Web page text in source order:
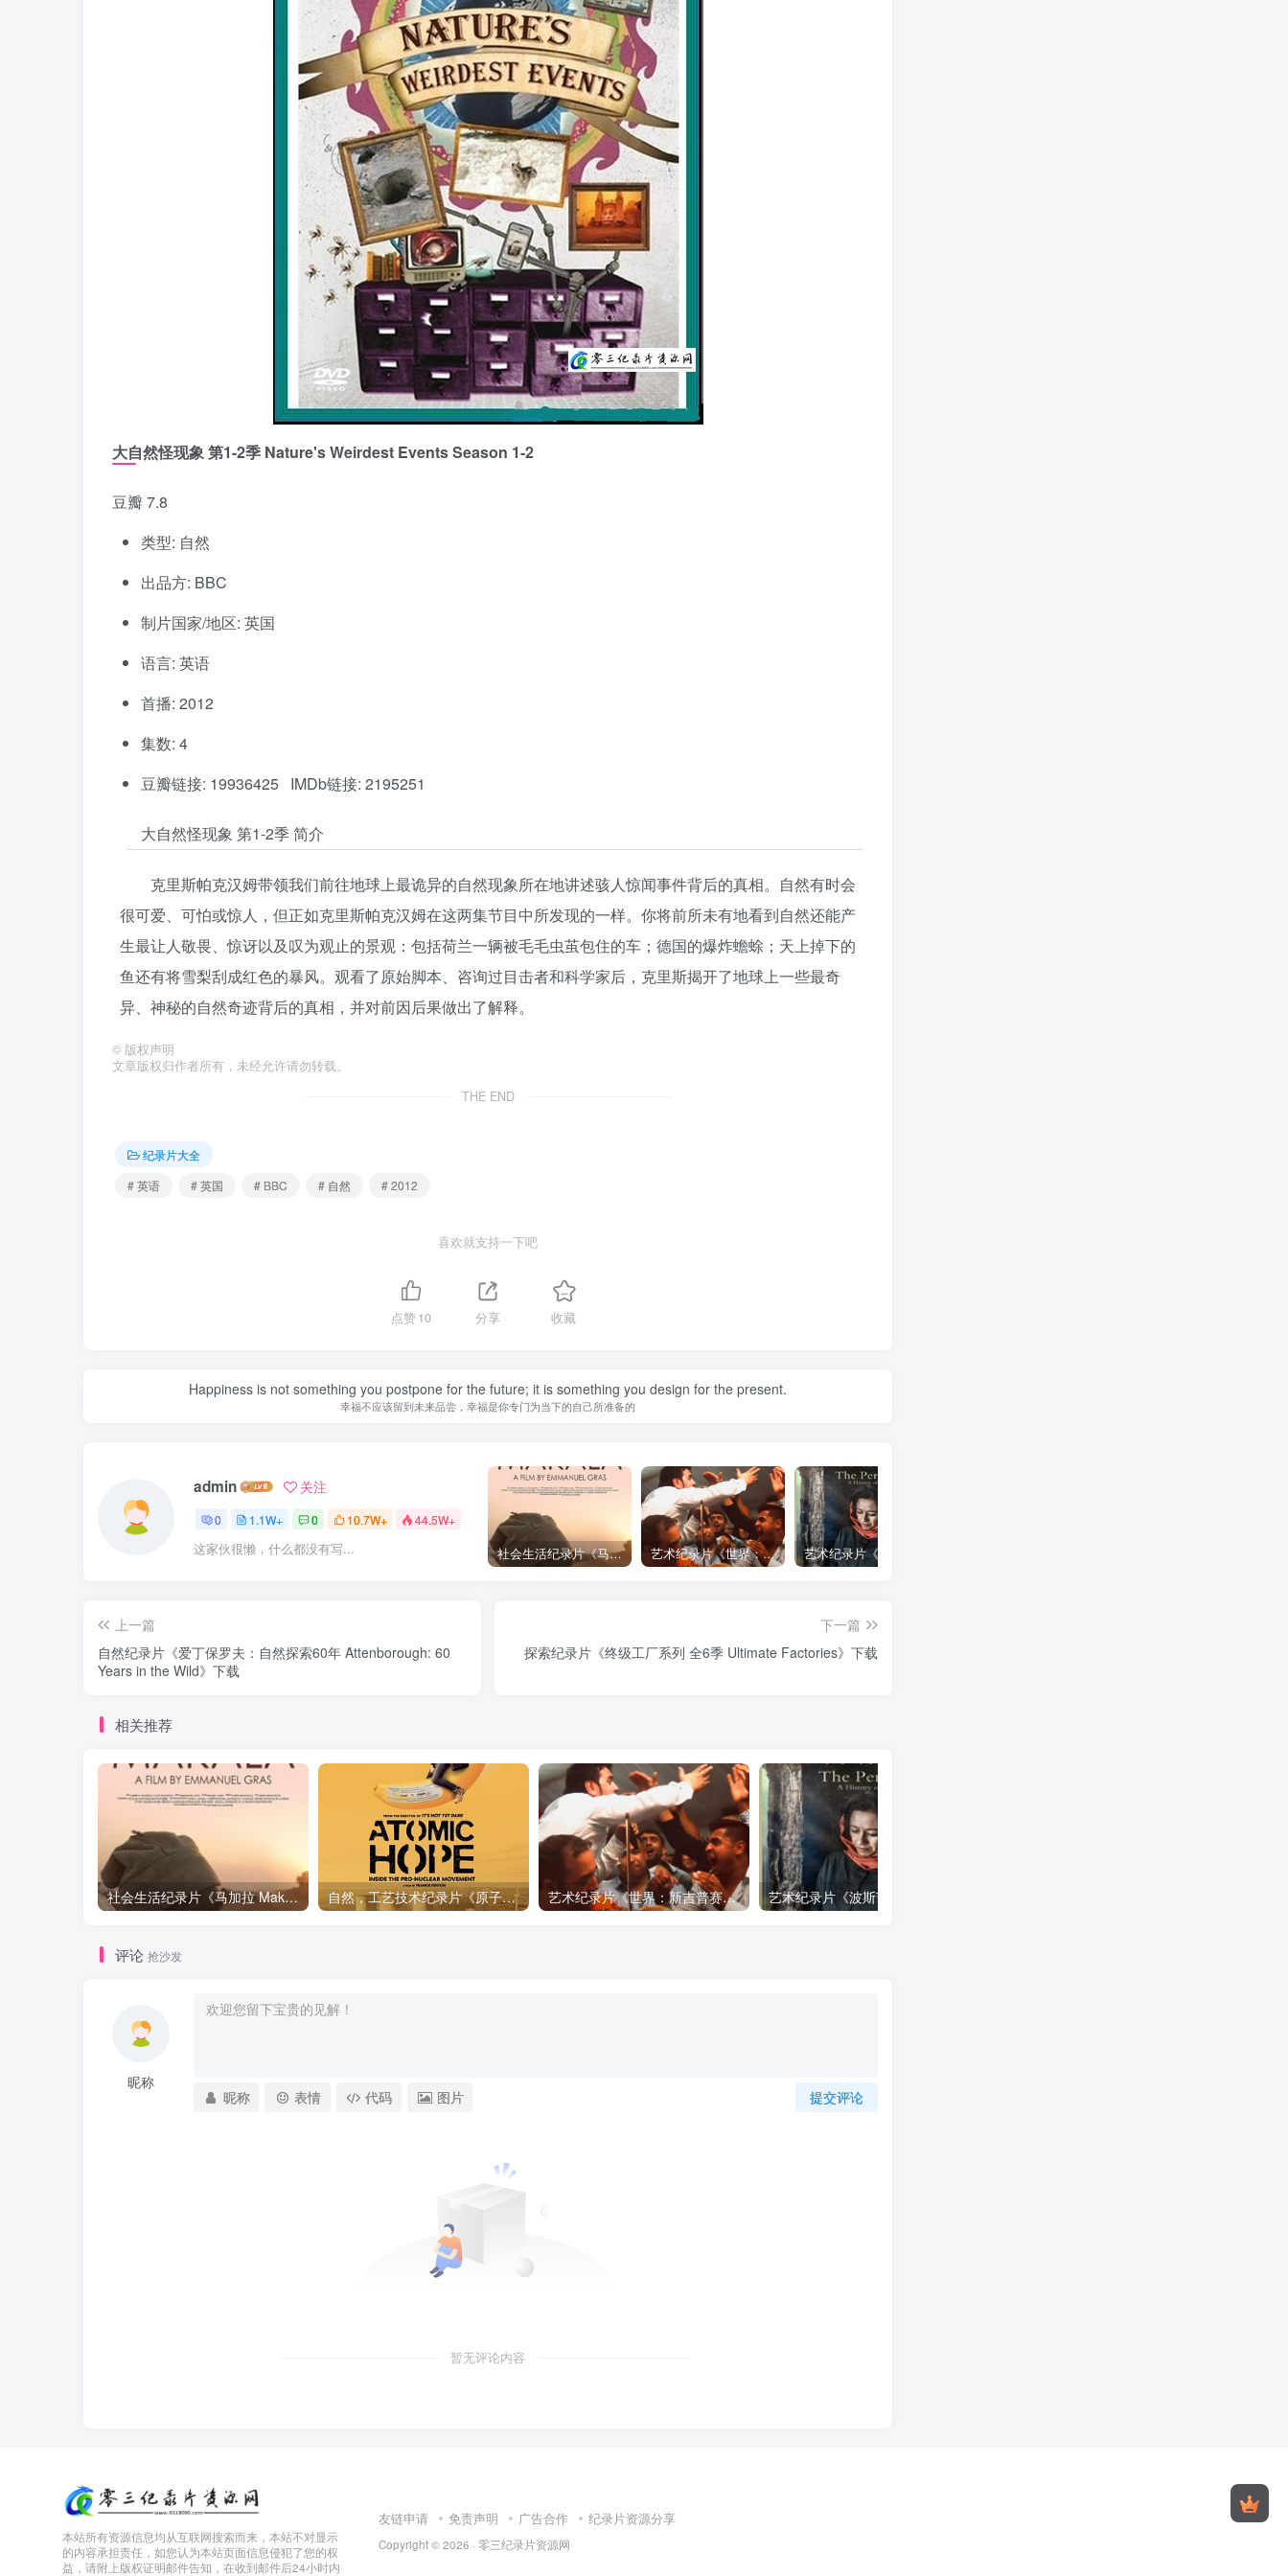
大自然怪现象 第1-2季 Nature's Weirdest Events Season 1-2
豆瓣 7.8
类型: 自然
出品方: BBC
制片国家/地区: 英国
语言: 英语
首播: 2012
集数: 4
豆瓣链接: 19936425 IMDb链接: 2195251
大自然怪现象 第1-2季 简介
克里斯帕克汉姆带领我们前往地球上最诡异的自然现象所在地讲述骇人惊闻事件背后的真相。自然有时会
很可爱、可怕或惊人，但正如克里斯帕克汉姆在这两集节目中所发现的一样。你将前所未有地看到自然还能产
生最让人敬畏、惊讶以及叹为观止的景观：包括荷兰一辆被毛毛虫茧包住的车；德国的爆炸蟾蜍；天上掉下的
鱼还有将雪梨刮成红色的暴风。观看了原始脚本、咨询过目击者和科学家后，克里斯揭开了地球上一些最奇
异、神秘的自然奇迹背后的真相，并对前因后果做出了解释。
© 版权声明
文章版权归作者所有，未经允许请勿转载。
THE END
纪录片大全
# 英语
# 英国 # BBC # 自然 # 2012
喜欢就支持一下吧
点赞10 分享 收藏
Happiness is not something you postpone for the future; it is something you design for the present.
幸福不应该留到未来品尝，幸福是你专门为当下的自己所准备的
admin 关注
0 1.1W+ 0 10.7W+ 44.5W+
这家伙很懒，什么都没有写... 社会生活纪录片《马加拉 Makala》下载 艺术纪录片《世界：新吉普赛之王 This World: The New Gypsy Kings》下载
上一篇
自然纪录片《爱丁保罗夫：自然探索60年 Attenborough: 60
Years in the Wild》下载
下一篇
探索纪录片《终级工厂系列 全6季 Ultimate Factories》下载
相关推荐
社会生活纪录片《马加拉 Makala》下载 自然，工艺技术纪录片《原子能的希望 Atomic Hope – Inside the Pro-Nuclear Movement》下载 艺术纪录片《世界：新吉普赛之王 This World: The New Gypsy Kings》下载
评论 抢沙发
昵称
提交评论
昵称 表情 代码 图片
暂无评论内容
本站所有资源信息均从互联网搜索而来，本站不对显示
的内容承担责任，如您认为本站页面信息侵犯了您的权
益，请附上版权证明邮件告知，在收到邮件后24小时内
友链申请 免责声明 广告合作 纪录片资源分享
Copyright © 2026 · 零三纪录片资源网